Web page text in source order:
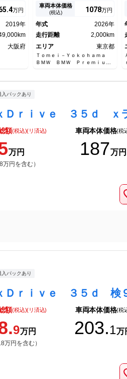
クルー
カメ
セグＴ
4万円
2019年
大阪府
４年・走行距離無制限保証付
き】弊社デモカー／禁煙車／後
ｏｎ／パノラマサンルーフ／シ
ートエアコン／シートマッサー
車両本体価格
(税込) 1078万円
年式
2026年
走行距離
2,000km
エリア
東京都
Ｔｏｍｅｉ－Ｙｏｋｏｈａｍａ
ＢＭＷ ＢＭＷ Ｐｒｅｍｉｕ
入パックあり
額(税込)(リ済込)
万円
万円を含む）
車両本体価格(税
187万円
入パックあり
額(税込)(リ済込)
9万円
万円を含む）
車両本体価格(税
203.1万